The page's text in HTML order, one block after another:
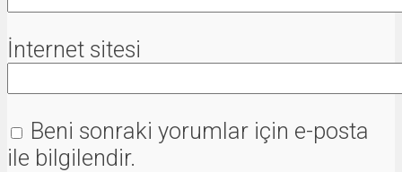
İnternet sitesi
Beni sonraki yorumlar için e-posta
ile bilgilendir.